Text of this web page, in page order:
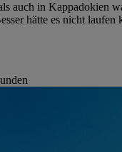
auch in Kappadokien
hätte es nicht laufen